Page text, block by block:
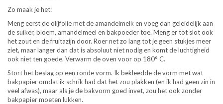
Zo maak je het:
Meng eerst de olijfolie met de amandelmelk en voeg dan geleidelijk aan
de suiker, bloem, amandelmeel en bakpoeder toe. Meng er tot slot ook
het zout en de fruitazijn door. Roer net zo lang tot je geen stukjes meer
ziet, maar langer dan dat is absoluut niet nodig en komt de luchtigheid
ook niet ten goede. Verwarm de oven voor op 180° C.
Stort het beslag op een ronde vorm. Ik bekleedde de vorm met wat
bakpapier omdat ik schrik had dat het zou plakken (en ik had geen zin in
veel afwas), maar als je de bakvorm goed invet, zou het ook zonder
bakpapier moeten lukken.